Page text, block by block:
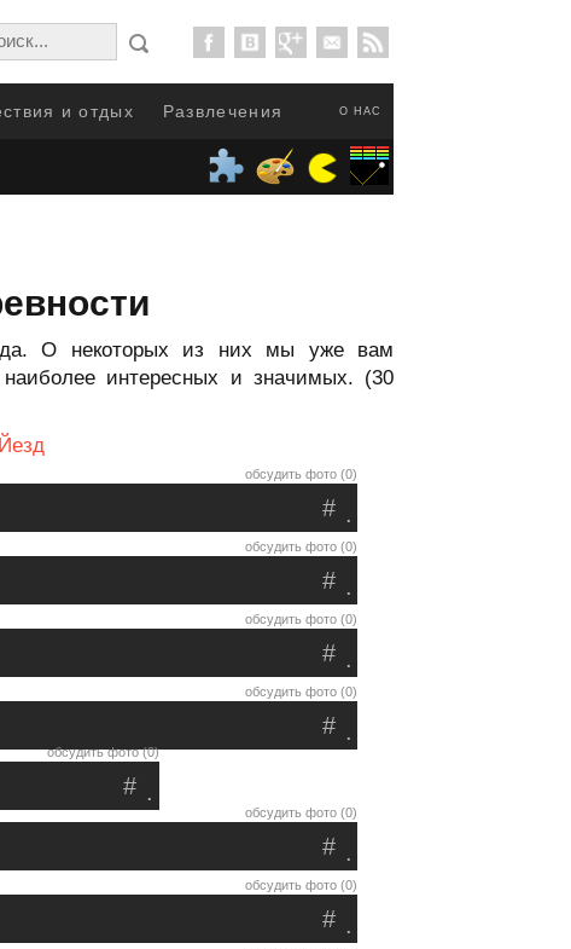
О НАС
и отдых Развлечения
О некоторых из них мы уже вам
интересных и значимых. (30
обсудить фото (0)
.
#
обсудить фото (0)
.
#
обсудить фото (0)
.
#
обсудить фото (0)
.
#
обсудить фото (0)
.
#
обсудить фото (0)
.
#
обсудить фото (0)
.
#